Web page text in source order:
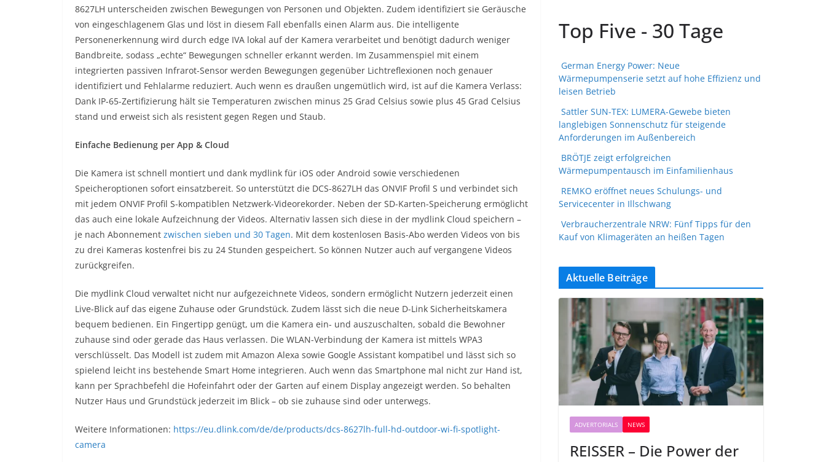
8627LH unterscheiden zwischen Bewegungen von Personen und Objekten. Zudem identifiziert sie Geräusche
von eingeschlagenem Glas und löst in diesem Fall ebenfalls einen Alarm aus. Die intelligente
Personenerkennung wird durch edge IVA lokal auf der Kamera verarbeitet und benötigt dadurch weniger
Bandbreite, sodass „echte“ Bewegungen schneller erkannt werden. Im Zusammenspiel mit einem
integrierten passiven Infrarot-Sensor werden Bewegungen gegenüber Lichtreflexionen noch genauer
identifiziert und Fehlalarme reduziert. Auch wenn es draußen ungemütlich wird, ist auf die Kamera Verlass:
Dank IP-65-Zertifizierung hält sie Temperaturen zwischen minus 25 Grad Celsius sowie plus 45 Grad Celsius
stand und erweist sich als resistent gegen Regen und Staub.
Einfache Bedienung per App & Cloud
Die Kamera ist schnell montiert und dank mydlink für iOS oder Android sowie verschiedenen
Speicheroptionen sofort einsatzbereit. So unterstützt die DCS-8627LH das ONVIF Profil S und verbindet sich
mit jedem ONVIF Profil S-kompatiblen Netzwerk-Videorekorder. Neben der SD-Karten-Speicherung ermöglicht
das auch eine lokale Aufzeichnung der Videos. Alternativ lassen sich diese in der mydlink Cloud speichern –
je nach Abonnement zwischen sieben und 30 Tagen. Mit dem kostenlosen Basis-Abo werden Videos von bis
zu drei Kameras kostenfrei bis zu 24 Stunden gespeichert. So können Nutzer auch auf vergangene Videos
zurückgreifen.
Die mydlink Cloud verwaltet nicht nur aufgezeichnete Videos, sondern ermöglicht Nutzern jederzeit einen
Live-Blick auf das eigene Zuhause oder Grundstück. Zudem lässt sich die neue D-Link Sicherheitskamera
bequem bedienen. Ein Fingertipp genügt, um die Kamera ein- und auszuschalten, sobald die Bewohner
zuhause sind oder gerade das Haus verlassen. Die WLAN-Verbindung der Kamera ist mittels WPA3
verschlüsselt. Das Modell ist zudem mit Amazon Alexa sowie Google Assistant kompatibel und lässt sich so
spielend leicht ins bestehende Smart Home integrieren. Auch wenn das Smartphone mal nicht zur Hand ist,
kann per Sprachbefehl die Hofeinfahrt oder der Garten auf einem Display angezeigt werden. So behalten
Nutzer Haus und Grundstück jederzeit im Blick – ob sie zuhause sind oder unterwegs.
Weitere Informationen: https://eu.dlink.com/de/de/products/dcs-8627lh-full-hd-outdoor-wi-fi-spotlight-
camera
Top Five - 30 Tage
German Energy Power: Neue
Wärmepumpenserie setzt auf hohe Effizienz und
leisen Betrieb
Sattler SUN-TEX: LUMERA-Gewebe bieten
langlebigen Sonnenschutz für steigende
Anforderungen im Außenbereich
BRÖTJE zeigt erfolgreichen
Wärmepumpentausch im Einfamilienhaus
REMKO eröffnet neues Schulungs- und
Servicecenter in Illschwang
Verbraucherzentrale NRW: Fünf Tipps für den
Kauf von Klimageräten an heißen Tagen
Aktuelle Beiträge
ADVERTORIALS NEWS
REISSER – Die Power der